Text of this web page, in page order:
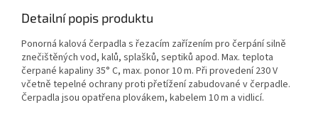
Detailní popis produktu
Ponorná kalová čerpadla s řezacím zařízením pro čerpání silně
znečištěných vod, kalů, splašků, septiků apod. Max. teplota
čerpané kapaliny 35° C, max. ponor 10 m. Při provedení 230 V
včetně tepelné ochrany proti přetížení zabudované v čerpadle.
Čerpadla jsou opatřena plovákem, kabelem 10 m a vidlicí.